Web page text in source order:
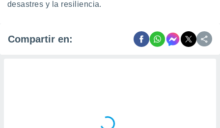
desastres y la resiliencia.
Compartir en: